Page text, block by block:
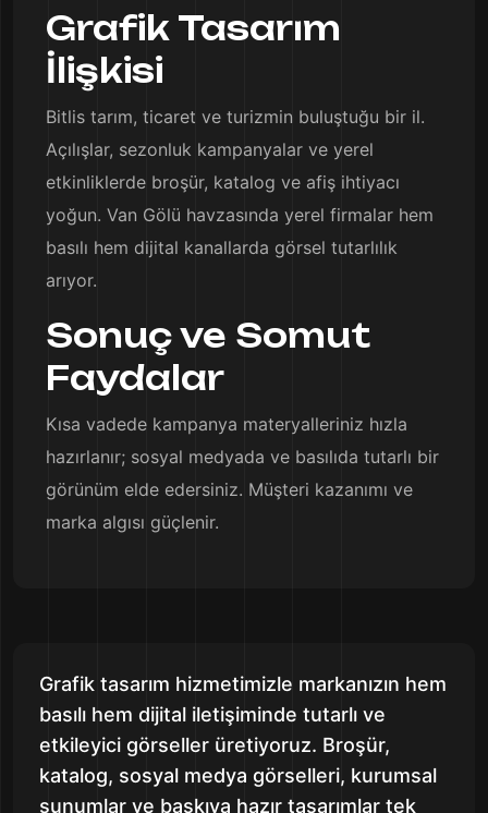
Grafik Tasarım
İlişkisi
Bitlis tarım, ticaret ve turizmin buluştuğu bir il.
Açılışlar, sezonluk kampanyalar ve yerel
etkinliklerde broşür, katalog ve afiş ihtiyacı
yoğun. Van Gölü havzasında yerel firmalar hem
basılı hem dijital kanallarda görsel tutarlılık
arıyor.
Sonuç ve Somut
Faydalar
Kısa vadede kampanya materyalleriniz hızla
hazırlanır; sosyal medyada ve basılıda tutarlı bir
görünüm elde edersiniz. Müşteri kazanımı ve
marka algısı güçlenir.
Grafik tasarım hizmetimizle markanızın hem
basılı hem dijital iletişiminde tutarlı ve
etkileyici görseller üretiyoruz. Broşür,
katalog, sosyal medya görselleri, kurumsal
sunumlar ve baskıya hazır tasarımlar tek